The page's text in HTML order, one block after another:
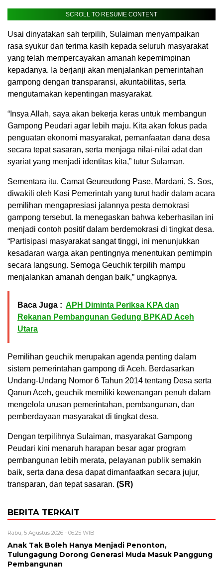
SCROLL TO RESUME CONTENT
Usai dinyatakan sah terpilih, Sulaiman menyampaikan
rasa syukur dan terima kasih kepada seluruh masyarakat
yang telah mempercayakan amanah kepemimpinan
kepadanya. Ia berjanji akan menjalankan pemerintahan
gampong dengan transparansi, akuntabilitas, serta
mengutamakan kepentingan masyarakat.
“Insya Allah, saya akan bekerja keras untuk membangun
Gampong Peudari agar lebih maju. Kita akan fokus pada
penguatan ekonomi masyarakat, pemanfaatan dana desa
secara tepat sasaran, serta menjaga nilai-nilai adat dan
syariat yang menjadi identitas kita,” tutur Sulaman.
Sementara itu, Camat Geureudong Pase, Mardani, S. Sos,
diwakili oleh Kasi Pemerintah yang turut hadir dalam acara
pemilihan mengapresiasi jalannya pesta demokrasi
gampong tersebut. Ia menegaskan bahwa keberhasilan ini
menjadi contoh positif dalam berdemokrasi di tingkat desa.
“Partisipasi masyarakat sangat tinggi, ini menunjukkan
kesadaran warga akan pentingnya menentukan pemimpin
secara langsung. Semoga Geuchik terpilih mampu
menjalankan amanah dengan baik,” ungkapnya.
Baca Juga : APH Diminta Periksa KPA dan
Rekanan Pembangunan Gedung BPKAD Aceh
Utara
Pemilihan geuchik merupakan agenda penting dalam
sistem pemerintahan gampong di Aceh. Berdasarkan
Undang-Undang Nomor 6 Tahun 2014 tentang Desa serta
Qanun Aceh, geuchik memiliki kewenangan penuh dalam
mengelola urusan pemerintahan, pembangunan, dan
pemberdayaan masyarakat di tingkat desa.
Dengan terpilihnya Sulaiman, masyarakat Gampong
Peudari kini menaruh harapan besar agar program
pembangunan lebih merata, pelayanan publik semakin
baik, serta dana desa dapat dimanfaatkan secara jujur,
transparan, dan tepat sasaran. (SR)
BERITA TERKAIT
Rabu, 5 Agustus 2026 - 06:25 WIB
Anak Tak Boleh Hanya Menjadi Penonton,
Tulungagung Dorong Generasi Muda Masuk Panggung
Pembangunan